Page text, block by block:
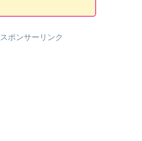
スポンサーリンク